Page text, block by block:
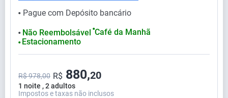
⬤ Pague com Depósito bancário
⬤ Não Reembolsável ⬤Café da Manhã
⬤ Estacionamento
1 noite , 2 adultos
R$ 978,00 R$ 880,20
Impostos e taxas não inclusos